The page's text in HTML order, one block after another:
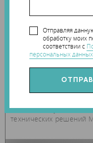
Отправляя
обработку моих
соответствии с
персональных
3d-события
НА ПЕРВОМ В
России
технических решений